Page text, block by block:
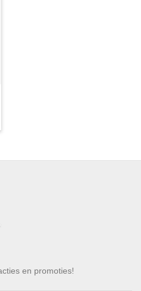
en promoties!